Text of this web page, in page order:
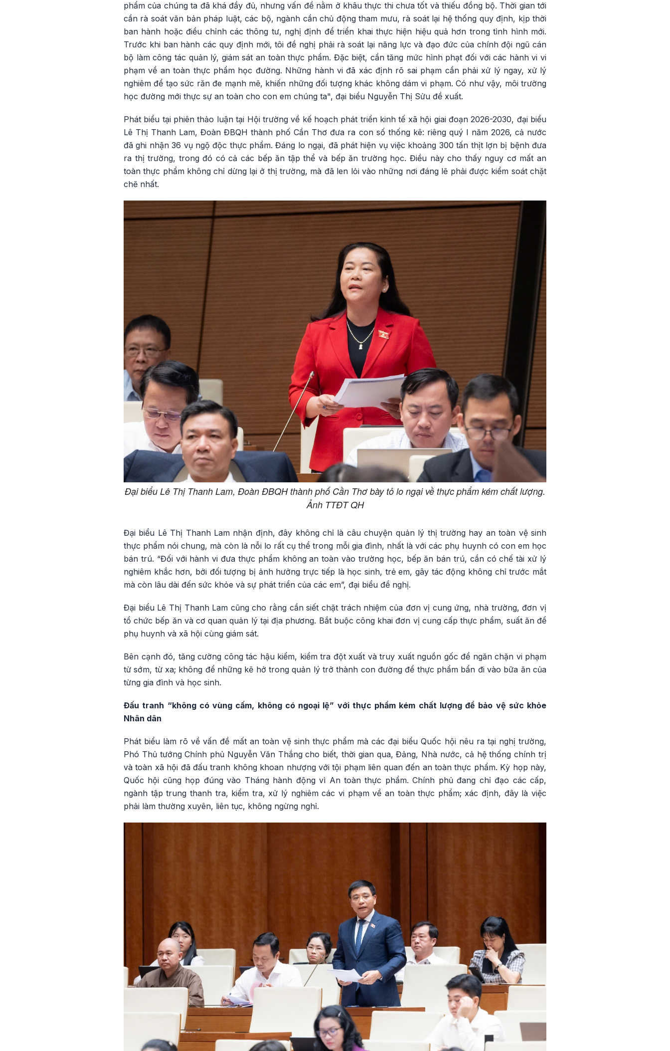
phẩm của chúng ta đã khá đầy đủ, nhưng vấn đề nằm ở khâu thực thi chưa tốt và thiếu đồng bộ. Thời gian tới
cần rà soát văn bản pháp luật, các bộ, ngành cần chủ động tham mưu, rà soát lại hệ thống quy định, kịp thời
ban hành hoặc điều chỉnh các thông tư, nghị định để triển khai thực hiện hiệu quả hơn trong tình hình mới.
Trước khi ban hành các quy định mới, tôi đề nghị phải rà soát lại năng lực và đạo đức của chính đội ngũ cán
bộ làm công tác quản lý, giám sát an toàn thực phẩm. Đặc biệt, cần tăng mức hình phạt đối với các hành vi vi
phạm về an toàn thực phẩm học đường. Những hành vi đã xác định rõ sai phạm cần phải xử lý ngay, xử lý
nghiêm để tạo sức răn đe mạnh mẽ, khiến những đối tượng khác không dám vi phạm. Có như vậy, môi trường
học đường mới thực sự an toàn cho con em chúng ta", đại biểu Nguyễn Thị Sửu đề xuất.
Phát biểu tại phiên thảo luận tại Hội trường về kế hoạch phát triển kinh tế xã hội giai đoạn 2026-2030, đại biểu
Lê Thị Thanh Lam, Đoàn ĐBQH thành phố Cần Thơ đưa ra con số thống kê: riêng quý I năm 2026, cả nước
đã ghi nhận 36 vụ ngộ độc thực phẩm. Đáng lo ngại, đã phát hiện vụ việc khoảng 300 tấn thịt lợn bị bệnh đưa
ra thị trường, trong đó có cả các bếp ăn tập thể và bếp ăn trường học. Điều này cho thấy nguy cơ mất an
toàn thực phẩm không chỉ dừng lại ở thị trường, mà đã len lỏi vào những nơi đáng lẽ phải được kiểm soát chặt
chẽ nhất.
Đại biểu Lê Thị Thanh Lam, Đoàn ĐBQH thành phố Cần Thơ bày tỏ lo ngại về thực phẩm kém chất lượng.
Ảnh TTĐT QH
Đại biểu Lê Thị Thanh Lam nhận định, đây không chỉ là câu chuyện quản lý thị trường hay an toàn vệ sinh
thực phẩm nói chung, mà còn là nỗi lo rất cụ thể trong mỗi gia đình, nhất là với các phụ huynh có con em học
bán trú. “Đối với hành vi đưa thực phẩm không an toàn vào trường học, bếp ăn bán trú, cần có chế tài xử lý
nghiêm khắc hơn, bởi đối tượng bị ảnh hưởng trực tiếp là học sinh, trẻ em, gây tác động không chỉ trước mắt
mà còn lâu dài đến sức khỏe và sự phát triển của các em”, đại biểu đề nghị.
Đại biểu Lê Thị Thanh Lam cũng cho rằng cần siết chặt trách nhiệm của đơn vị cung ứng, nhà trường, đơn vị
tổ chức bếp ăn và cơ quan quản lý tại địa phương. Bắt buộc công khai đơn vị cung cấp thực phẩm, suất ăn để
phụ huynh và xã hội cùng giám sát.
Bên cạnh đó, tăng cường công tác hậu kiểm, kiểm tra đột xuất và truy xuất nguồn gốc để ngăn chặn vi phạm
từ sớm, từ xa; không để những kẽ hở trong quản lý trở thành con đường để thực phẩm bẩn đi vào bữa ăn của
từng gia đình và học sinh.
Đấu tranh “không có vùng cấm, không có ngoại lệ” với thực phẩm kém chất lượng để bảo vệ sức khỏe
Nhân dân
Phát biểu làm rõ về vấn đề mất an toàn vệ sinh thực phẩm mà các đại biểu Quốc hội nêu ra tại nghị trường,
Phó Thủ tướng Chính phủ Nguyễn Văn Thắng cho biết, thời gian qua, Đảng, Nhà nước, cả hệ thống chính trị
và toàn xã hội đã đấu tranh không khoan nhượng với tội phạm liên quan đến an toàn thực phẩm. Kỳ họp này,
Quốc hội cũng họp đúng vào Tháng hành động vì An toàn thực phẩm. Chính phủ đang chỉ đạo các cấp,
ngành tập trung thanh tra, kiểm tra, xử lý nghiêm các vi phạm về an toàn thực phẩm; xác định, đây là việc
phải làm thường xuyên, liên tục, không ngừng nghỉ.